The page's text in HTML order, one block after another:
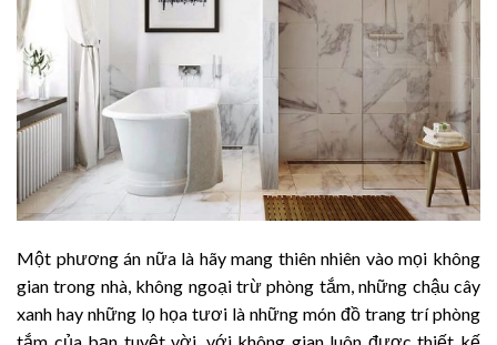
Một phương án nữa là hãy mang thiên nhiên vào mọi không
gian trong nhà, không ngoại trừ phòng tắm, những chậu cây
xanh hay những lọ họa tươi là những món đồ trang trí phòng